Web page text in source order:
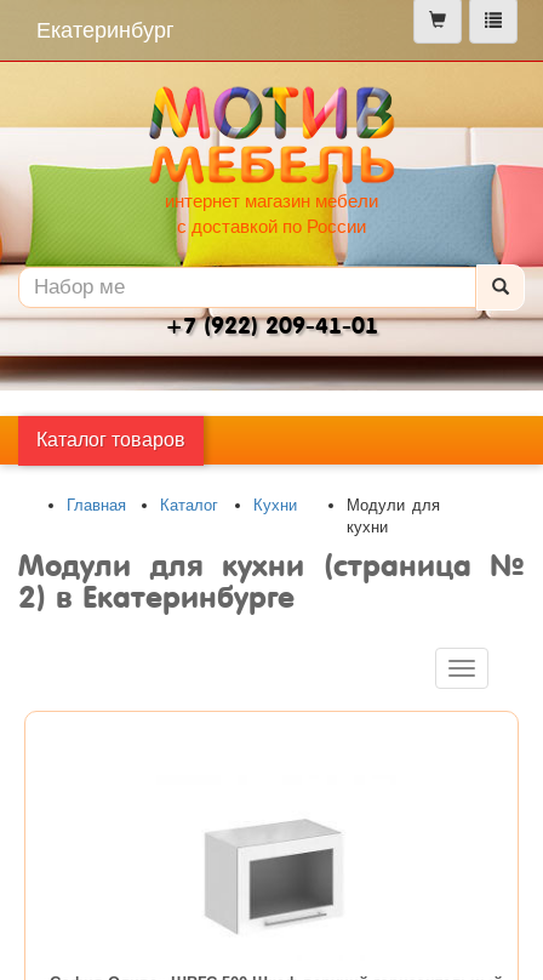
меню
Екатеринбург
интернет магазин мебели
с доставкой по России
+7 (922) 209-41-01
Каталог товаров
Главная Каталог Кухни
Модули для
кухни
Модули для кухни (страница №
2) в Екатеринбурге
Toggle
navigation